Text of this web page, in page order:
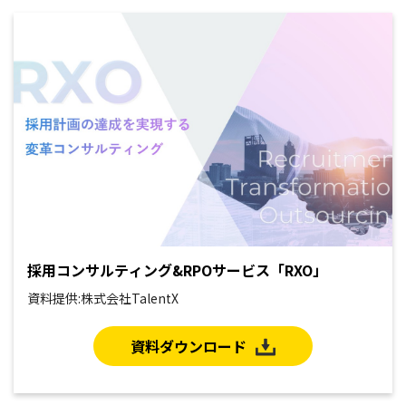
採用コンサルティング&RPOサービス「RXO」
資料提供:株式会社TalentX
資料ダウンロード